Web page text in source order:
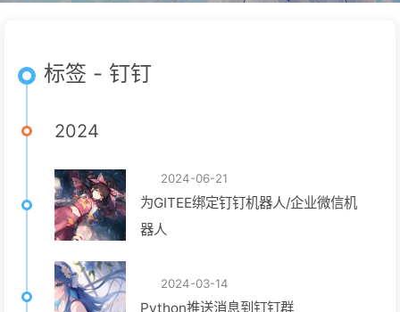
标签 - 钉钉
2024
2024-06-21
为GITEE绑定钉钉机器人/企业微信机
器人
2024-03-14
Python推送消息到钉钉群